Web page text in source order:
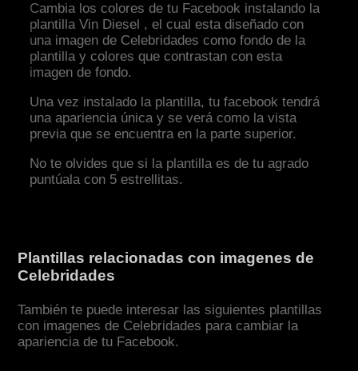
Cambia los colores de tu Facebook instalando la
plantilla Vin Diesel , el cual esta diseñado con
una imagen de Celebridades como fondo de la
plantilla y colores que contrastan con esta
imagen de fondo.
Una vez instalado la plantilla, tu facebook tendrá
una apariencia única y se verá como la vista
previa que se encuentra en la parte superior.
No te olvides que si la plantilla es de tu agrado
puntúala con 5 estrellitas.
Plantillas relacionadas con imagenes de
Celebridades
También te puede interesar las siguientes plantillas
con imagenes de Celebridades para cambiar la
apariencia de tu Facebook.